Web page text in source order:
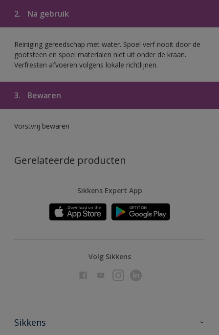
2. Na gebruik
Reiniging gereedschap met water. Spoel verf nooit door de
gootsteen en spoel materialen niet uit onder de kraan.
Verfresten afvoeren volgens lokale richtlijnen.
3. Bewaren
Vorstvrij bewaren
Gerelateerde producten
Sikkens Expert App
Volg Sikkens
Sikkens